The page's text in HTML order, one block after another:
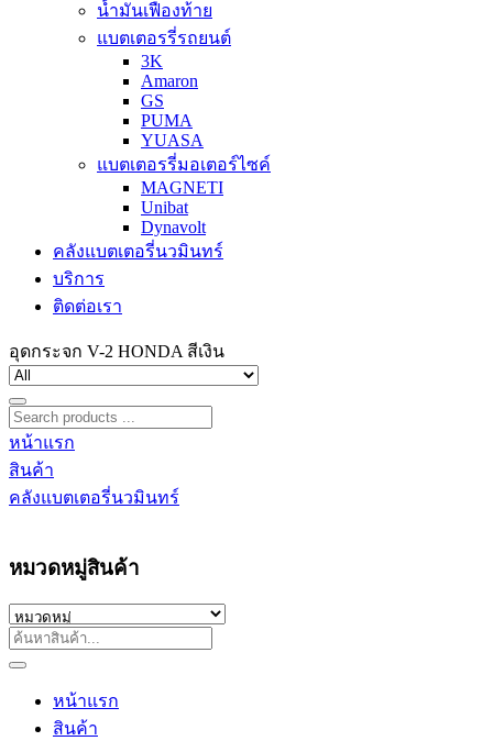
น้ำมันเฟืองท้าย
แบตเตอรรี่รถยนต์
3K
Amaron
GS
PUMA
YUASA
แบตเตอรรี่มอเตอร์ไซค์
MAGNETI
Unibat
Dynavolt
คลังแบตเตอรี่นวมินทร์
บริการ
ติดต่อเรา
อุดกระจก V-2 HONDA สีเงิน
หน้าแรก
สินค้า
คลังแบตเตอรี่นวมินทร์
หมวดหมู่สินค้า
หน้าแรก
สินค้า